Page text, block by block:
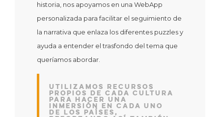
historia, nos apoyamos en una WebApp
personalizada para facilitar el seguimiento de
la narrativa que enlaza los diferentes puzzles y
ayuda a entender el trasfondo del tema que
queríamos abordar.
Utilizamos recursos
propios de cada cultura
para hacer una
inmersión en cada uno
de los países,